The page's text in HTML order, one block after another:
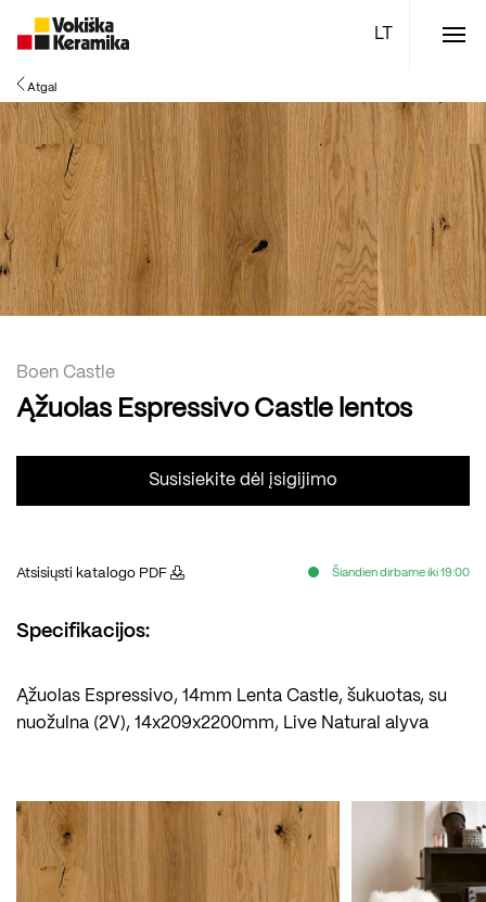
Atgal
Boen Castle
Ąžuolas Espressivo Castle lentos
Susisiekite dėl įsigijimo
Atsisiųsti katalogo PDF Šiandien dirbame iki 19:00
Specifikacijos:
Ąžuolas Espressivo, 14mm Lenta Castle, šukuotas, su
nuožulna (2V), 14x209x2200mm, Live Natural alyva
Meniu
Plytelės
Vonios kambario įranga
Boen parketlentės
Specialūs pasiūlymai TOP